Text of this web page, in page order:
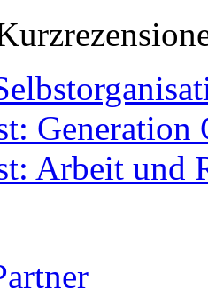
Generation
Arbeit und